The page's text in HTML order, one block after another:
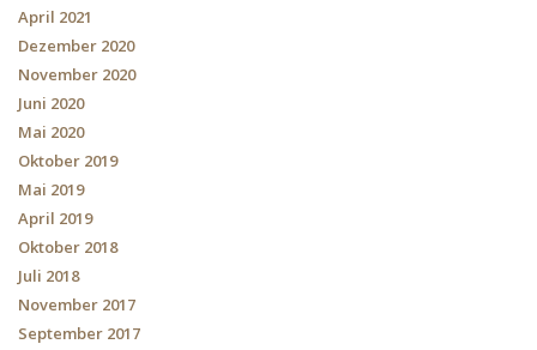
April 2021
Dezember 2020
November 2020
Juni 2020
Mai 2020
Oktober 2019
Mai 2019
April 2019
Oktober 2018
Juli 2018
November 2017
September 2017